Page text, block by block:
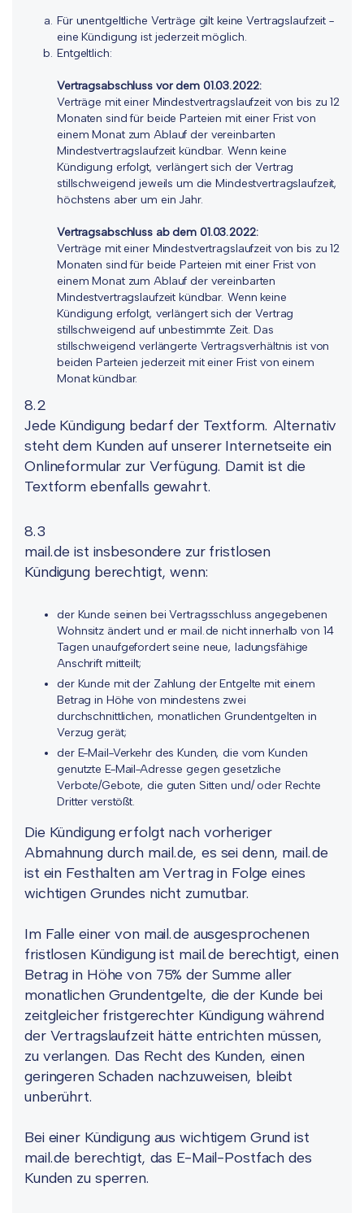
Für unentgeltliche Verträge gilt keine Vertragslaufzeit -
eine Kündigung ist jederzeit möglich.
Entgeltlich:
Vertragsabschluss vor dem 01.03.2022:
Verträge mit einer Mindestvertragslaufzeit von bis zu 12
Monaten sind für beide Parteien mit einer Frist von
einem Monat zum Ablauf der vereinbarten
Mindestvertragslaufzeit kündbar. Wenn keine
Kündigung erfolgt, verlängert sich der Vertrag
stillschweigend jeweils um die Mindestvertragslaufzeit,
höchstens aber um ein Jahr.
Vertragsabschluss ab dem 01.03.2022:
Verträge mit einer Mindestvertragslaufzeit von bis zu 12
Monaten sind für beide Parteien mit einer Frist von
einem Monat zum Ablauf der vereinbarten
Mindestvertragslaufzeit kündbar. Wenn keine
Kündigung erfolgt, verlängert sich der Vertrag
stillschweigend auf unbestimmte Zeit. Das
stillschweigend verlängerte Vertragsverhältnis ist von
beiden Parteien jederzeit mit einer Frist von einem
Monat kündbar.
8.2
Jede Kündigung bedarf der Textform. Alternativ
steht dem Kunden auf unserer Internetseite ein
Onlineformular zur Verfügung. Damit ist die
Textform ebenfalls gewahrt.
8.3
mail.de ist insbesondere zur fristlosen
Kündigung berechtigt, wenn:
der Kunde seinen bei Vertragsschluss angegebenen
Wohnsitz ändert und er mail.de nicht innerhalb von 14
Tagen unaufgefordert seine neue, ladungsfähige
Anschrift mitteilt;
der Kunde mit der Zahlung der Entgelte mit einem
Betrag in Höhe von mindestens zwei
durchschnittlichen, monatlichen Grundentgelten in
Verzug gerät;
der E-Mail-Verkehr des Kunden, die vom Kunden
genutzte E-Mail-Adresse gegen gesetzliche
Verbote/Gebote, die guten Sitten und/ oder Rechte
Dritter verstößt.
Die Kündigung erfolgt nach vorheriger
Abmahnung durch mail.de, es sei denn, mail.de
ist ein Festhalten am Vertrag in Folge eines
wichtigen Grundes nicht zumutbar.
Im Falle einer von mail.de ausgesprochenen
fristlosen Kündigung ist mail.de berechtigt, einen
Betrag in Höhe von 75% der Summe aller
monatlichen Grundentgelte, die der Kunde bei
zeitgleicher fristgerechter Kündigung während
der Vertragslaufzeit hätte entrichten müssen,
zu verlangen. Das Recht des Kunden, einen
geringeren Schaden nachzuweisen, bleibt
unberührt.
Bei einer Kündigung aus wichtigem Grund ist
mail.de berechtigt, das E-Mail-Postfach des
Kunden zu sperren.